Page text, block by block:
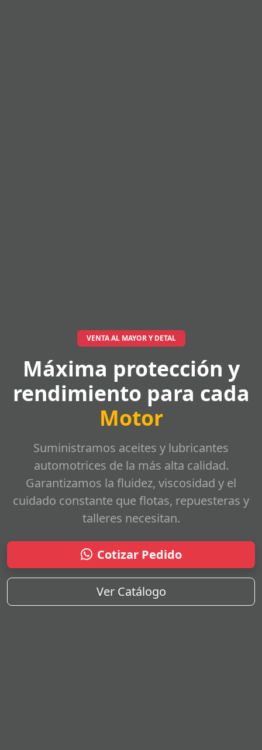
VENTA AL MAYOR Y DETAL
Máxima protección y
rendimiento para cada
Motor
Suministramos aceites y lubricantes
automotrices de la más alta calidad.
Garantizamos la fluidez, viscosidad y el
cuidado constante que flotas, repuesteras y
talleres necesitan.
Cotizar Pedido
Ver Catálogo